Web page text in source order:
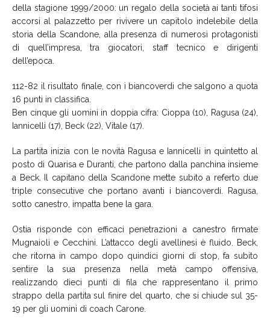
della stagione 1999/2000: un regalo della società ai tanti tifosi
accorsi al palazzetto per rivivere un capitolo indelebile della
storia della Scandone, alla presenza di numerosi protagonisti
di quell’impresa, tra giocatori, staff tecnico e dirigenti
dell’epoca.
112-82 il risultato finale, con i biancoverdi che salgono a quota
16 punti in classifica.
Ben cinque gli uomini in doppia cifra: Cioppa (10), Ragusa (24),
Iannicelli (17), Beck (22), Vitale (17).
La partita inizia con le novità Ragusa e Iannicelli in quintetto al
posto di Quarisa e Duranti, che partono dalla panchina insieme
a Beck. Il capitano della Scandone mette subito a referto due
triple consecutive che portano avanti i biancoverdi. Ragusa,
sotto canestro, impatta bene la gara.
Ostia risponde con efficaci penetrazioni a canestro firmate
Mugnaioli e Cecchini. L’attacco degli avellinesi è fluido. Beck,
che ritorna in campo dopo quindici giorni di stop, fa subito
sentire la sua presenza nella metà campo offensiva,
realizzando dieci punti di fila che rappresentano il primo
strappo della partita sul finire del quarto, che si chiude sul 35-
19 per gli uomini di coach Carone.